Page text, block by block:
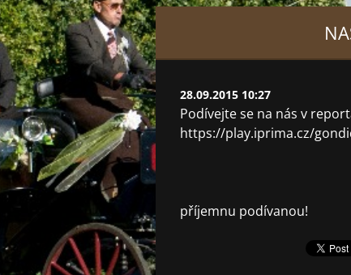
28.09.2015 10:27
Podívejte se na nás v
https://play.iprima.cz/
příjemnu podívanou!